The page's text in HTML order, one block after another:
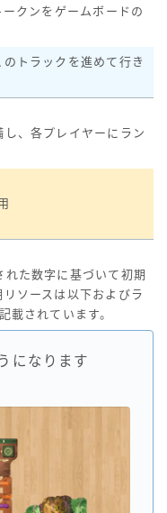
クンをゲームボードの
トラックを進めて行き
、各プレイヤーにラン
た数字に基づいて初期
ソースは以下およびラ
載されています。
になります